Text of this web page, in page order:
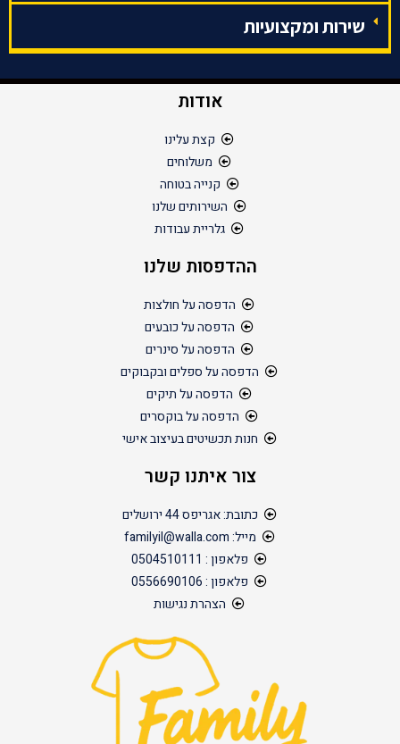
שירות ומקצועיות
אודות
קצת עלינו
משלוחים
קנייה בטוחה
השירותים שלנו
גלריית עבודות
ההדפסות שלנו
הדפסה על חולצות
הדפסה על כובעים
הדפסה על סינרים
הדפסה על ספלים ובקבוקים
הדפסה על תיקים
הדפסה על בוקסרים
חנות תכשיטים בעיצוב אישי
צור איתנו קשר
כתובת: אגריפס 44 ירושלים
מייל: familyil@walla.com
פלאפון : 0504510111
פלאפון : 0556690106
הצהרת נגישות